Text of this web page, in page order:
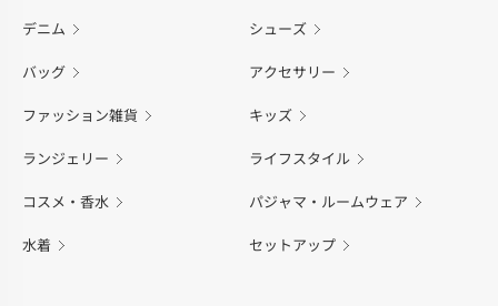
デニム シューズ
バッグ アクセサリー
ファッション雑貨 キッズ
ランジェリー ライフスタイル
コスメ・香水 パジャマ・ルームウェア
水着 セットアップ